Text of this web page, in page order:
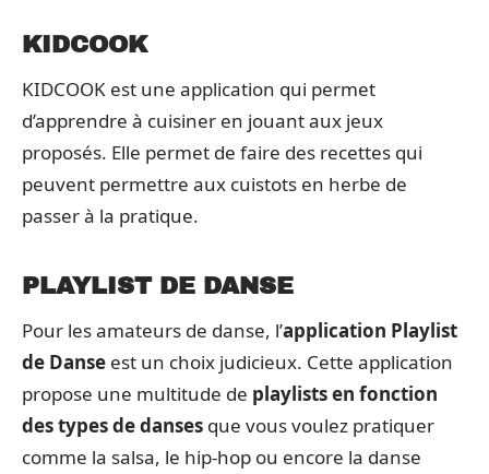
KIDCOOK
KIDCOOK est une application qui permet
d’apprendre à cuisiner en jouant aux jeux
proposés. Elle permet de faire des recettes qui
peuvent permettre aux cuistots en herbe de
passer à la pratique.
PLAYLIST DE DANSE
Pour les amateurs de danse, l’application Playlist
de Danse est un choix judicieux. Cette application
propose une multitude de playlists en fonction
des types de danses que vous voulez pratiquer
comme la salsa, le hip-hop ou encore la danse